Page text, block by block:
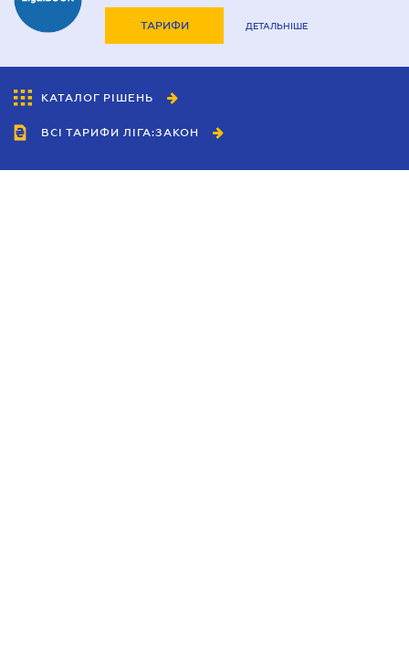
ТАРИФИ ДЕТАЛЬНІШЕ
КАТАЛОГ РІШЕНЬ
ВСІ ТАРИФИ ЛІГА:ЗАКОН